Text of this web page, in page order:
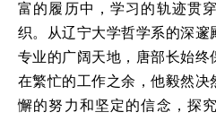
富的履历中，学习的轨迹贯
织。从辽宁大学哲学系的深
专业的广阔天地，唐部长始终
在繁忙的工作之余，他毅然
懈的努力和坚定的信念，探